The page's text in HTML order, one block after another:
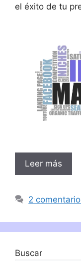
el éxito de tu
Leer más
2
Buscar